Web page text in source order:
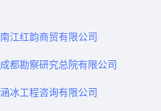
江红韵商贸有限公司
都勘察研究总院有限公司
冰工程咨询有限公司